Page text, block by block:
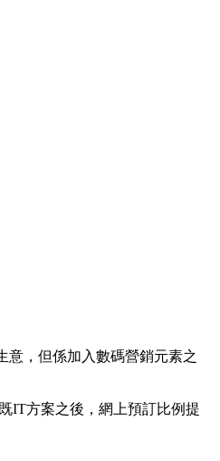
意，但係加入數碼營銷元素之
IT方案之後，網上預訂比例提